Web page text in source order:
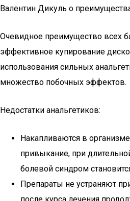
Валентин Дикуль о
Очевидное преимущество всех
эффективное купирование
использования сильных
множество побочных эффектов.
Недостатки анальгетиков:
Накапливаются в
привыкание, при
болевой синдром
Препараты не устраняют